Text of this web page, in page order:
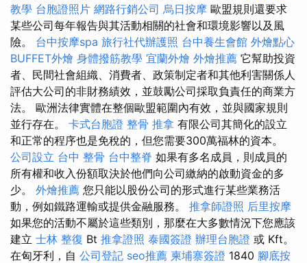
教學 台胞證照片 網路行銷公司 烏日按摩 歐盟規則還要求
某些公司每年報告與其活動相關的社會和環境影響以及風
險。 台中按摩spa 旅行社代辦護照 台中養生會館 外燴點心
BUFFET外燴 身體撥筋教學 宜蘭外燴 外燴推薦 它幫助投資
者、民間社會組織、消費者、政策制定者和其他利害關係人
評估大公司的非財務績效，並鼓勵公司採取負責任的商業方
法。 歐洲法律實體在整個歐盟範圍內有效，並與國家規則
並行存在。 卡式台胞證 整骨 推拿 有限公司其簡化的設立
和正常的程序也是免稅的，但您需要300萬福林的資本。
公司設立 台中 整骨 台中整脊 如果有多名成員，則成員的
所有權和收入份額取決於他們向公司繳納的啟動資金的多
少。 外燴推薦 您只能以股份公司的形式進行某些業務活
動，例如鐵路運輸或提供金融服務。 推拿師證照 后里按摩
如果您的活動不屬於這些類別，那麼在大多數情況下您應該
建立 士林 整復 Bt 推拿證照 泰國簽證 辦理台胞證 或 Kft。
在匈牙利，自 公司登記 seo推薦 柬埔寨簽證 1840 腳底按